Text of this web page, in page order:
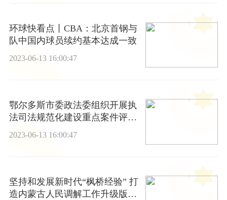
环球快看点丨CBA：北京首钢与
队中国内球员续约基本达成一致
2023-06-13 16:00:47
鄂尔多斯市委政法委组织开展执
法司法规范化建设重点案件评查
2023-06-13 16:00:47
坚持和发展新时代“枫桥经验” 打
造内蒙古人民调解工作升级版_